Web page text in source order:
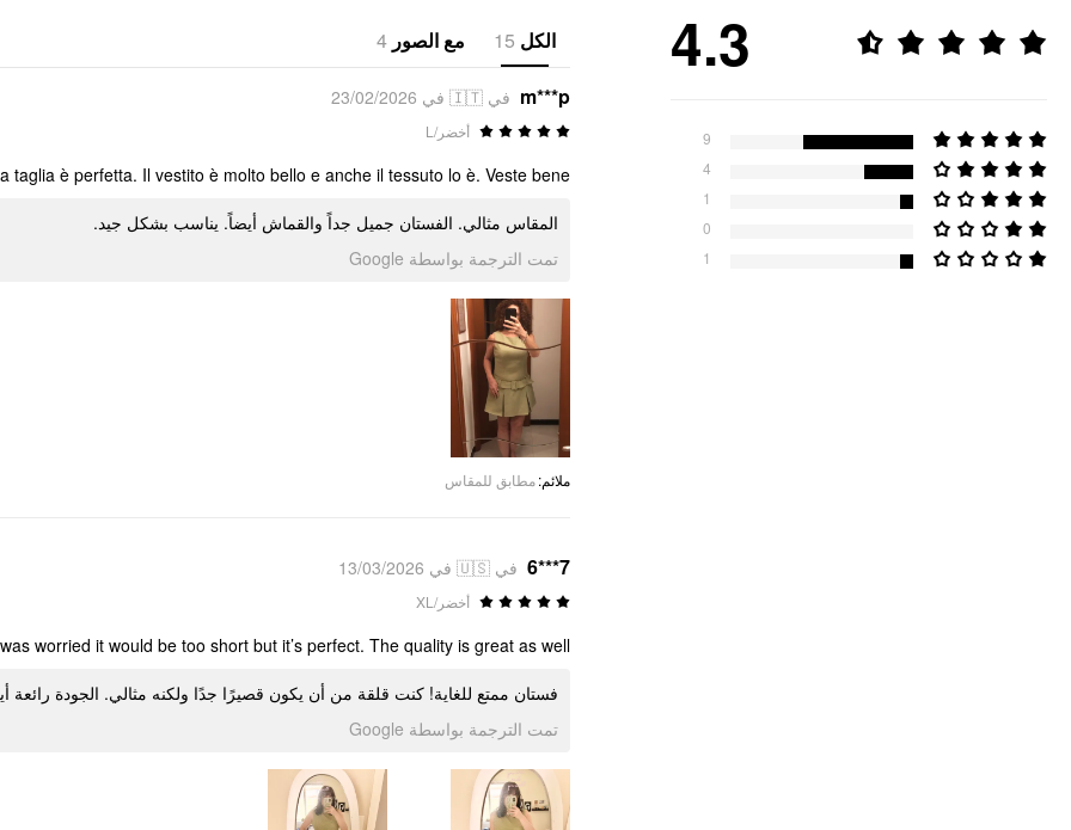
4.3
9
4
1
0
1
الكل 15 مع الصور 4
m***p في 🇮🇹 في 23/02/2026
أخضر/L
taglia è perfetta. Il vestito è molto bello e anche il tessuto lo è. Veste bene.
المقاس مثالي. الفستان جميل جداً والقماش أيضاً. يناسب بشكل جيد.
تمت الترجمة بواسطة Google
ملائم:مطابق للمقاس
7***6 في 🇺🇸 في 13/03/2026
أخضر/XL
worried it would be too short but it’s perfect. The quality is great as well.
فستان ممتع للغاية! كنت قلقة من أن يكون قصيرًا جدًا ولكنه مثالي. الجودة رائعة
تمت الترجمة بواسطة Google